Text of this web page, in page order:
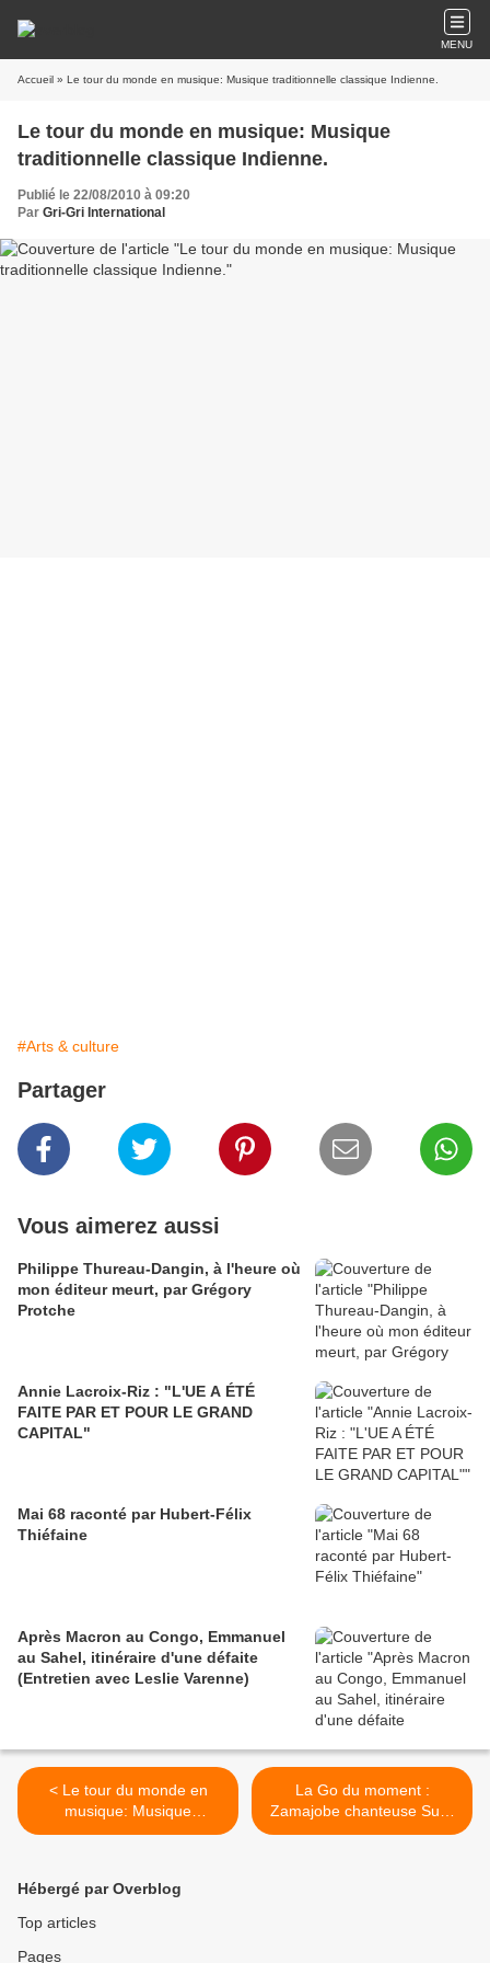
MENU
Accueil » Le tour du monde en musique: Musique traditionnelle classique Indienne.
Le tour du monde en musique: Musique
traditionnelle classique Indienne.
Publié le 22/08/2010 à 09:20
Par Gri-Gri International
#Arts & culture
Partager
Vous aimerez aussi
Philippe Thureau-Dangin, à l'heure où
mon éditeur meurt, par Grégory
Protche
Annie Lacroix-Riz : "L'UE A ÉTÉ
FAITE PAR ET POUR LE GRAND
CAPITAL"
Mai 68 raconté par Hubert-Félix
Thiéfaine
Après Macron au Congo, Emmanuel
au Sahel, itinéraire d'une défaite
(Entretien avec Leslie Varenne)
< Le tour du monde en
musique: Musique
traditionnelle Tibétaine.
La Go du moment :
Zamajobe chanteuse Sud-
Africaine née à Francfort. >
Hébergé par Overblog
Top articles
Pages